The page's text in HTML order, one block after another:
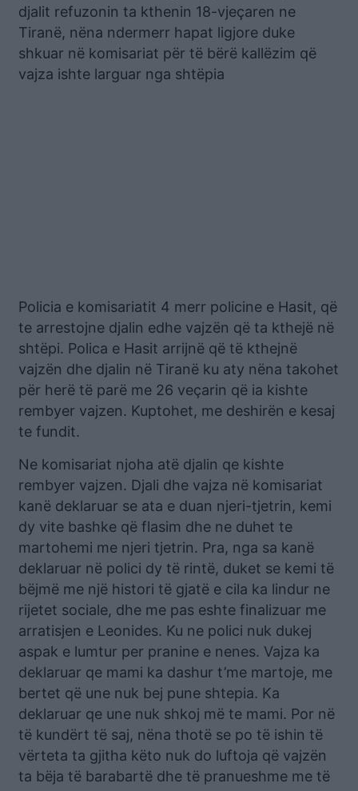
djalit refuzonin ta kthenin 18-vjeçaren ne
Tiranë, nëna ndermerr hapat ligjore duke
shkuar në komisariat për të bërë kallëzim që
vajza ishte larguar nga shtëpia
Policia e komisariatit 4 merr policine e Hasit, që
te arrestojne djalin edhe vajzën që ta kthejë në
shtëpi. Polica e Hasit arrijnë që të kthejnë
vajzën dhe djalin në Tiranë ku aty nëna takohet
për herë të parë me 26 veçarin që ia kishte
rembyer vajzen. Kuptohet, me deshirën e kesaj
te fundit.
Ne komisariat njoha atë djalin qe kishte
rembyer vajzen. Djali dhe vajza në komisariat
kanë deklaruar se ata e duan njeri-tjetrin, kemi
dy vite bashke që flasim dhe ne duhet te
martohemi me njeri tjetrin. Pra, nga sa kanë
deklaruar në polici dy të rintë, duket se kemi të
bëjmë me një histori të gjatë e cila ka lindur ne
rijetet sociale, dhe me pas eshte finalizuar me
arratisjen e Leonides. Ku ne polici nuk dukej
aspak e lumtur per pranine e nenes. Vajza ka
deklaruar qe mami ka dashur t’me martoje, me
bertet që une nuk bej pune shtepia. Ka
deklaruar qe une nuk shkoj më te mami. Por në
të kundërt të saj, nëna thotë se po të ishin të
vërteta ta gjitha këto nuk do luftoja që vajzën
ta bëja të barabartë dhe të pranueshme me të